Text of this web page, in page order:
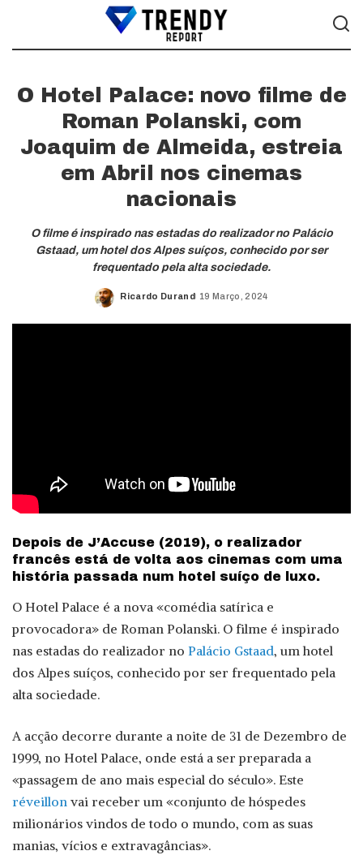
O Hotel Palace: novo filme de
Roman Polanski, com
Joaquim de Almeida, estreia
em Abril nos cinemas
nacionais
O filme é inspirado nas estadas do realizador no Palácio
Gstaad, um hotel dos Alpes suíços, conhecido por ser
frequentado pela alta sociedade.
Posted
Ricardo Durand 19 Março, 2024
Depois de J’Accuse (2019), o realizador
francês está de volta aos cinemas com uma
história passada num hotel suíço de luxo.
O Hotel Palace é a nova «comédia satírica e
provocadora» de Roman Polanski. O filme é inspirado
nas estadas do realizador no Palácio Gstaad, um hotel
dos Alpes suíços, conhecido por ser frequentado pela
alta sociedade.
A acção decorre durante a noite de 31 de Dezembro de
1999, no Hotel Palace, onde está a ser preparada a
«passagem de ano mais especial do século». Este
réveillon vai receber um «conjunto de hóspedes
milionários vindos de todo o mundo, com as suas
manias, vícios e extravagâncias».